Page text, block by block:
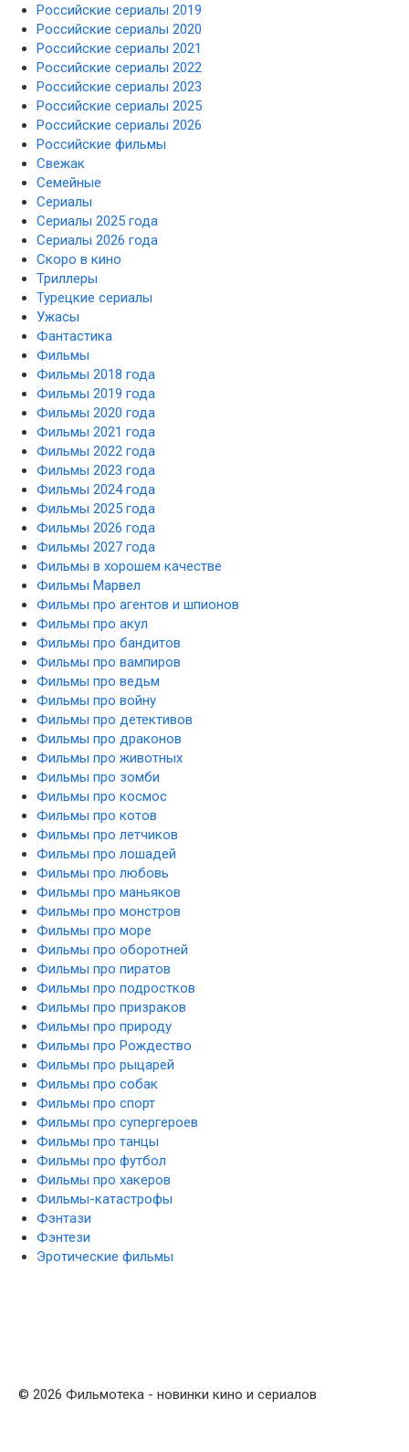
Российские сериалы 2019
Российские сериалы 2020
Российские сериалы 2021
Российские сериалы 2022
Российские сериалы 2023
Российские сериалы 2025
Российские сериалы 2026
Российские фильмы
Свежак
Семейные
Сериалы
Сериалы 2025 года
Сериалы 2026 года
Скоро в кино
Триллеры
Турецкие сериалы
Ужасы
Фантастика
Фильмы
Фильмы 2018 года
Фильмы 2019 года
Фильмы 2020 года
Фильмы 2021 года
Фильмы 2022 года
Фильмы 2023 года
Фильмы 2024 года
Фильмы 2025 года
Фильмы 2026 года
Фильмы 2027 года
Фильмы в хорошем качестве
Фильмы Марвел
Фильмы про агентов и шпионов
Фильмы про акул
Фильмы про бандитов
Фильмы про вампиров
Фильмы про ведьм
Фильмы про войну
Фильмы про детективов
Фильмы про драконов
Фильмы про животных
Фильмы про зомби
Фильмы про космос
Фильмы про котов
Фильмы про летчиков
Фильмы про лошадей
Фильмы про любовь
Фильмы про маньяков
Фильмы про монстров
Фильмы про море
Фильмы про оборотней
Фильмы про пиратов
Фильмы про подростков
Фильмы про призраков
Фильмы про природу
Фильмы про Рождество
Фильмы про рыцарей
Фильмы про собак
Фильмы про спорт
Фильмы про супергероев
Фильмы про танцы
Фильмы про футбол
Фильмы про хакеров
Фильмы-катастрофы
Фэнтази
Фэнтези
Эротические фильмы
© 2026 Фильмотека - новинки кино и сериалов